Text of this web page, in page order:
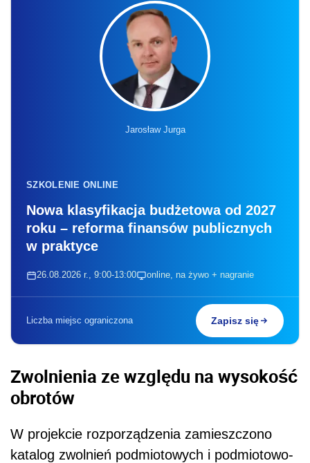
Jarosław Jurga
SZKOLENIE ONLINE
Nowa klasyfikacja budżetowa od 2027
roku – reforma finansów publicznych
w praktyce
26.08.2026 r., 9:00-13:00 online, na żywo + nagranie
Liczba miejsc ograniczona Zapisz się
Zwolnienia ze względu na wysokość
obrotów
W projekcie rozporządzenia zamieszczono
katalog zwolnień podmiotowych i podmiotowo-